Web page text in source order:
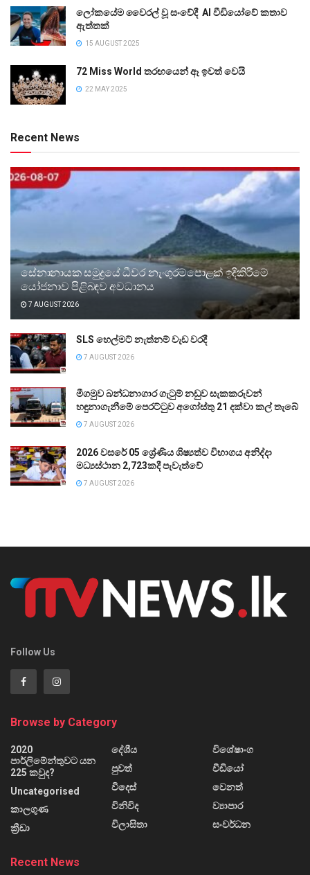
ලෝකයේම වෛරල් වූ සංවේදී AI වීඩියෝවේ කතාව
ඇත්තක්
15 AUGUST 2025
72 Miss World තරඟයෙන් ඈ ඉවත් වෙයි
22 MAY 2025
Recent News
සේනානායක සමුද්‍රයේ ධීවර නැංගුරම්පොළක් ඉදිකිරීමේ
යෝජනාව පිළිබඳව අවධානය
7 AUGUST 2026
SLS හෙල්මට් නැත්නම් වැඩ වරදී
7 AUGUST 2026
මීගමුව බන්ධනාගාර ගැටුම් නඩුව සැකකරුවන්
හඳුනාගැනීමේ පෙරට්ටුව අගෝස්තු 21 දක්වා කල් තැබේ
7 AUGUST 2026
2026 වසරේ 05 ශ්‍රේණිය ශිෂ්‍යත්ව විභාගය අනිද්දා
මධ්‍යස්ථාන 2,723කදී පැවැත්වේ
7 AUGUST 2026
Follow Us
Browse by Category
2020
පාර්ලිමේන්තුවට යන
225 කවුද?
Uncategorised
කාලගුණ
ක්‍රීඩා
දේශීය
පුවත්
විදෙස්
විනිවිද
විලාසිතා
විශේෂාංග
වීඩියෝ
වෙනත්
ව්‍යාපාර
සංවර්ධන
Recent News